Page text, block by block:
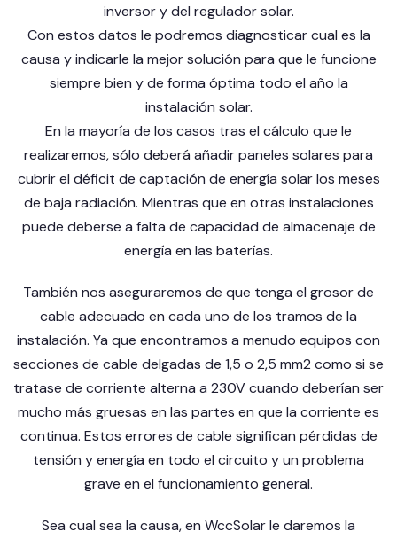
inversor y del regulador solar.
Con estos datos le podremos diagnosticar cual es la
causa y indicarle la mejor solución para que le funcione
siempre bien y de forma óptima todo el año la
instalación solar.
En la mayoría de los casos tras el cálculo que le
realizaremos, sólo deberá añadir paneles solares para
cubrir el déficit de captación de energía solar los meses
de baja radiación. Mientras que en otras instalaciones
puede deberse a falta de capacidad de almacenaje de
energía en las baterías.
También nos aseguraremos de que tenga el grosor de
cable adecuado en cada uno de los tramos de la
instalación. Ya que encontramos a menudo equipos con
secciones de cable delgadas de 1,5 o 2,5 mm2 como si se
tratase de corriente alterna a 230V cuando deberían ser
mucho más gruesas en las partes en que la corriente es
continua. Estos errores de cable significan pérdidas de
tensión y energía en todo el circuito y un problema
grave en el funcionamiento general.
Sea cual sea la causa, en WccSolar le daremos la